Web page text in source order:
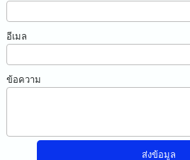
อีเมล
ข้อความ